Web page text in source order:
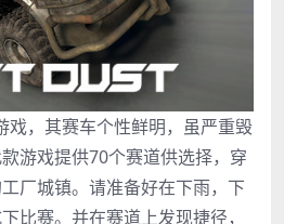
戏，其赛车个性鲜明，虽严重毁
游戏提供70个赛道供选择，穿
厂城镇。请准备好在下雨，下
比赛。并在赛道上发现捷径，